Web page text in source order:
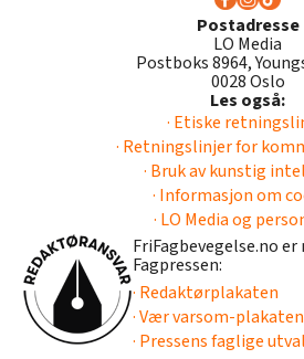
Postadresse
LO Media
Postboks 8964,
0028 Oslo
Les også:
· Etiske
· Retningslinjer for
· Bruk av kunstig
· Informasjon om
· LO Media og
FriFagbevegelse.no
Fagpressen:
· Redaktørplakaten
· Vær varsom-plakaten
· Pressens faglige